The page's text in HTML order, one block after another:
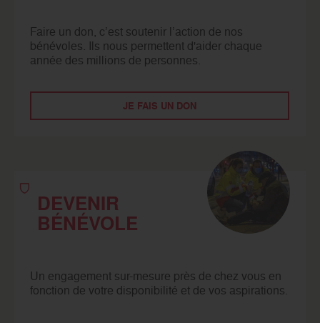
Faire un don, c’est soutenir l’action de nos
bénévoles. Ils nous permettent d'aider chaque
année des millions de personnes.
JE FAIS UN DON
DEVENIR
BÉNÉVOLE
Un engagement sur-mesure près de chez vous en
fonction de votre disponibilité et de vos aspirations.